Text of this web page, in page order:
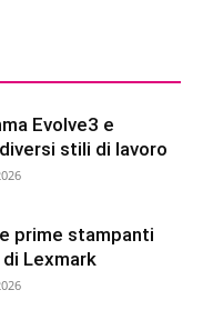
Evolve3 e
stili di lavoro
prime stampanti
Lexmark